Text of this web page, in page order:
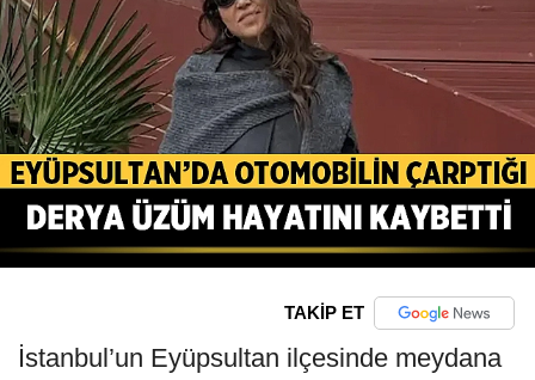
TAKİP ET
İstanbul’un Eyüpsultan ilçesinde meydana